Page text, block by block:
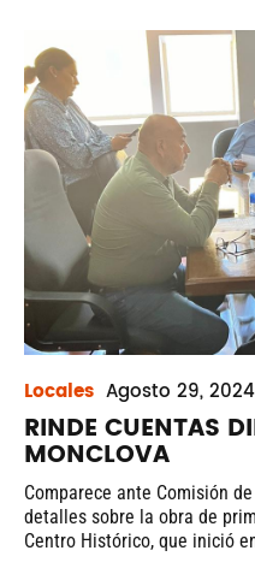
Locales Agosto 29, 2024
RINDE CUENTAS
MONCLOVA
Comparece ante Comisión
detalles sobre la obra de
Centro Histórico, que inició